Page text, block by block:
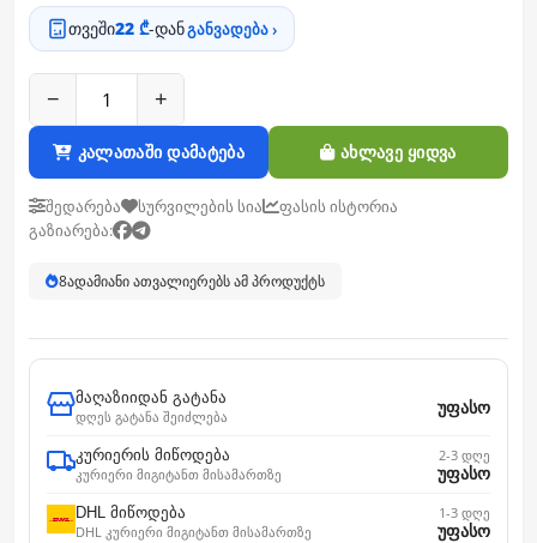
თვეში22 ₾-დანგანვადება ›
− +
კალათაში დამატება ახლავე ყიდვა
შედარება სურვილების სია
ფასის ისტორია
გაზიარება:
8ადამიანი ათვალიერებს ამ პროდუქტს
მაღაზიიდან გატანა
დღეს გატანა შეიძლება
უფასო
კურიერის მიწოდება
კურიერი მიგიტანთ მისამართზე
2-3 დღე
უფასო
DHL მიწოდება
DHL კურიერი მიგიტანთ მისამართზე
1-3 დღე
უფასო